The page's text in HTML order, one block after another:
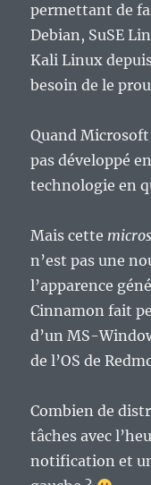
permettant de
Debian, SuSE
Kali Linux
besoin de le
Quand
pas développé
technologie en
Mais cette
n’est pas une
l’apparence
Cinnamon fait
d’un MS-
de l’OS de
Combien de
tâches avec
notification et